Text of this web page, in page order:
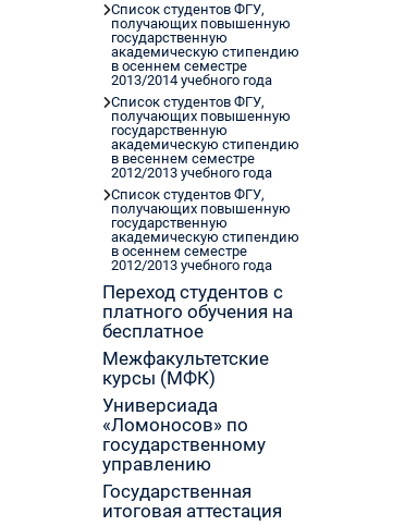
Список студентов ФГУ,
получающих повышенную
государственную
академическую стипендию
в осеннем семестре
2013/2014 учебного года
Список студентов ФГУ,
получающих повышенную
государственную
академическую стипендию
в весеннем семестре
2012/2013 учебного года
Список студентов ФГУ,
получающих повышенную
государственную
академическую стипендию
в осеннем семестре
2012/2013 учебного года
Переход студентов с
платного обучения на
бесплатное
Межфакультетские
курсы (МФК)
Универсиада
«Ломоносов» по
государственному
управлению
Государственная
итоговая аттестация